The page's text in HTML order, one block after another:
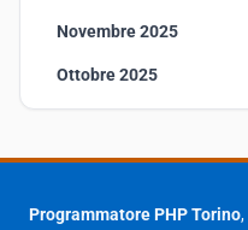
Novembre 2025
Ottobre 2025
Agosto 2025
Programmatore PHP Torino,